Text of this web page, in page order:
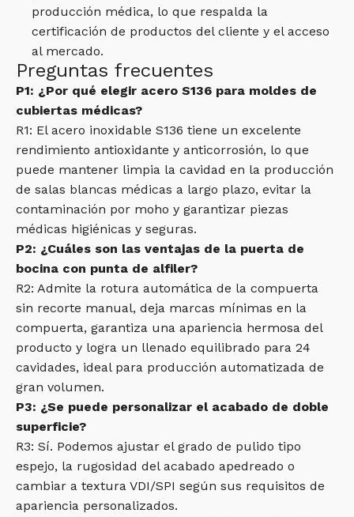
producción médica, lo que respalda la
certificación de productos del cliente y el acceso
al mercado.
Preguntas frecuentes
P1: ¿Por qué elegir acero S136 para moldes de
cubiertas médicas?
R1: El acero inoxidable S136 tiene un excelente
rendimiento antioxidante y anticorrosión, lo que
puede mantener limpia la cavidad en la producción
de salas blancas médicas a largo plazo, evitar la
contaminación por moho y garantizar piezas
médicas higiénicas y seguras.
P2: ¿Cuáles son las ventajas de la puerta de
bocina con punta de alfiler?
R2: Admite la rotura automática de la compuerta
sin recorte manual, deja marcas mínimas en la
compuerta, garantiza una apariencia hermosa del
producto y logra un llenado equilibrado para 24
cavidades, ideal para producción automatizada de
gran volumen.
P3: ¿Se puede personalizar el acabado de doble
superficie?
R3: Sí. Podemos ajustar el grado de pulido tipo
espejo, la rugosidad del acabado apedreado o
cambiar a textura VDI/SPI según sus requisitos de
apariencia personalizados.